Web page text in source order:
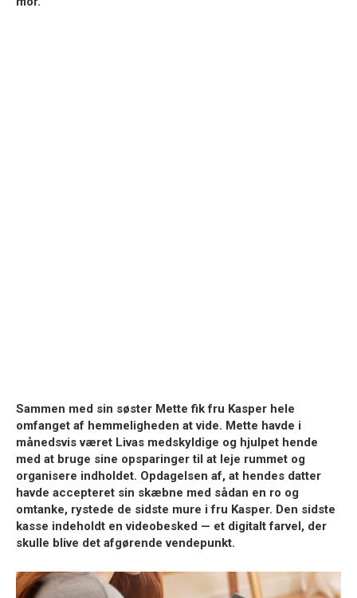
Sammen med sin søster Mette fik fru Kasper hele
omfanget af hemmeligheden at vide. Mette havde i
månedsvis været Livas medskyldige og hjulpet hende
med at bruge sine opsparinger til at leje rummet og
organisere indholdet. Opdagelsen af, at hendes datter
havde accepteret sin skæbne med sådan en ro og
omtanke, rystede de sidste mure i fru Kasper. Den sidste
kasse indeholdt en videobesked — et digitalt farvel, der
skulle blive det afgørende vendepunkt.